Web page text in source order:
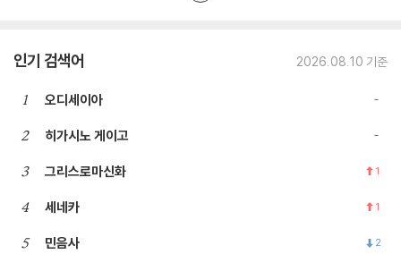
인기 검색어 2026.08.10 기준
1 오디세이아
2 히가시노 게이고
3 그리스로마신화 1
4 세네카 1
5 민음사 2